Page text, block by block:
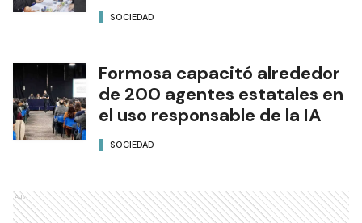
SOCIEDAD
Formosa capacitó alrededor
de 200 agentes estatales en
el uso responsable de la IA
SOCIEDAD
Ads